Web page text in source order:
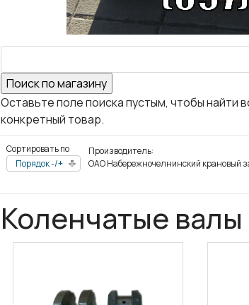
Оставьте поле поиска пустым, чтобы найти
конкретный товар.
Сортировать по
Порядок -/+
Производитель:
ОАО Набережночелнинский крановый
Коленчатые валы